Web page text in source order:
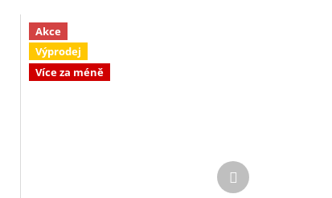
Akce
Výprodej
Více za méně
Další
produkt